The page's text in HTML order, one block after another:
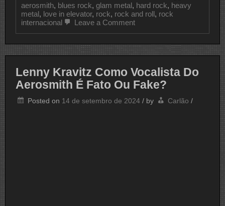
aerosmith, blues rock, glam metal, hard rock, heavy
metal, love in elevator, rock, rock and roll, rock
internacional
Leave a Commenton
AEROSMITH
Lenny Kravitz Como Vocalista Do
Aerosmith É Fato Ou Fake?
Posted on 14 de setembro de 2024 / by Carlão /